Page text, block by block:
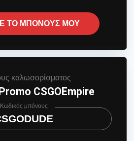
ΤΟ ΜΠΟΝΟΥΣ ΜΟΥ
καλωσορίσματος
CSGOEmpire
Κωδικός μπόνους